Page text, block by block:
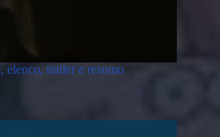
elenco, trailer e resumo